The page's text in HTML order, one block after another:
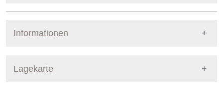
Informationen
Lagekarte